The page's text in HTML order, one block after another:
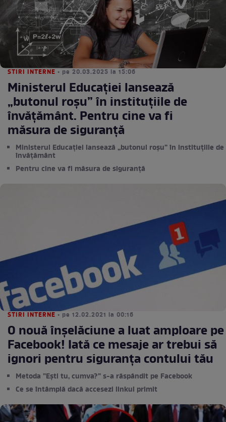
STIRI INTERNE • pe 20.03.2025 la 15:06
Ministerul Educației lansează
„butonul roșu” în instituțiile de
învățământ. Pentru cine va fi
măsura de siguranță
Ministerul Educației lansează „butonul roșu” în instituțiile de
învățământ
Pentru cine va fi măsura de siguranță
STIRI INTERNE • pe 12.02.2021 la 00:16
O nouă înșelăciune a luat amploare pe
Facebook! Iată ce mesaje ar trebui să
ignori pentru siguranța contului tău
Metoda ”Ești tu, cumva?” s-a răspândit pe Facebook
Ce se întâmplă dacă accesezi linkul primit